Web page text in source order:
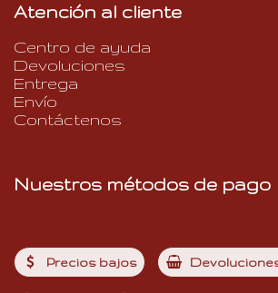
Atención al cliente
Centro de ayuda
Devoluciones
Entrega
Envío
Contáctenos
Nuestros métodos de pago
Precios bajos